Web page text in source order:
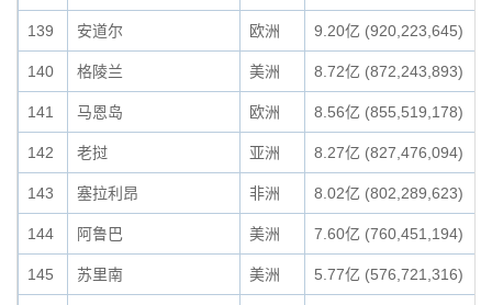
139 安道尔 欧洲 9.20亿 (920,223,645)
140 格陵兰 美洲 8.72亿 (872,243,893)
141 马恩岛 欧洲 8.56亿 (855,519,178)
142 老挝 亚洲 8.27亿 (827,476,094)
143 塞拉利昂 非洲 8.02亿 (802,289,623)
144 阿鲁巴 美洲 7.60亿 (760,451,194)
145 苏里南 美洲 5.77亿 (576,721,316)